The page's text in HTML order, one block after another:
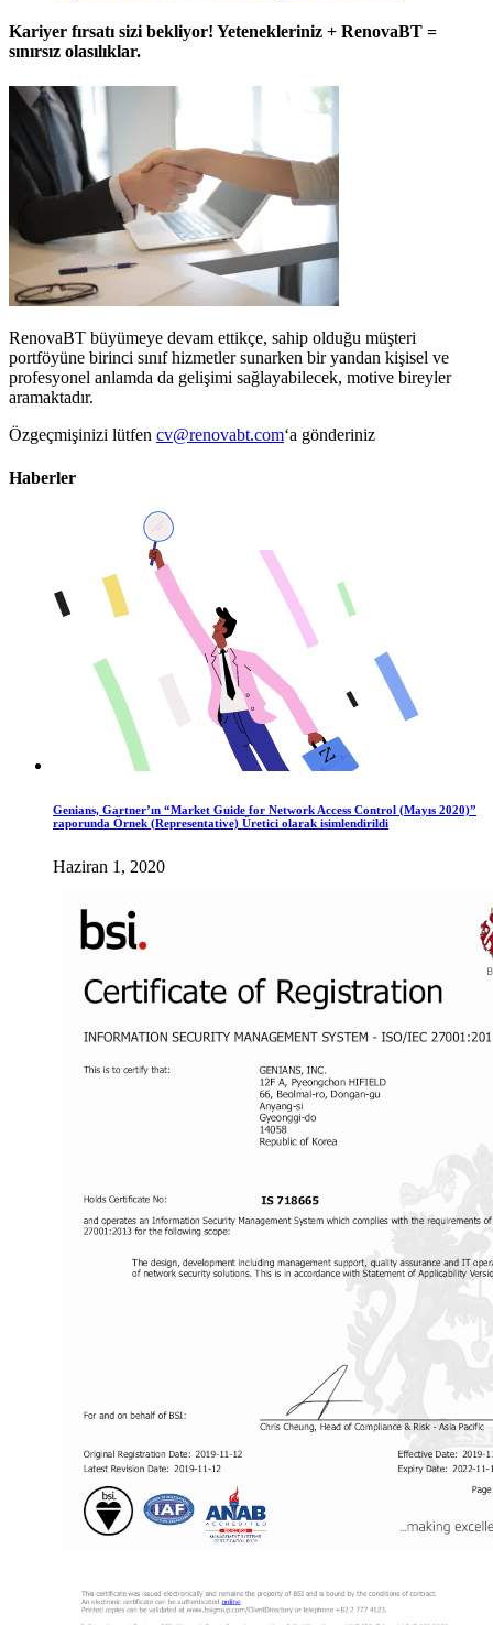
Kariyer fırsatı sizi bekliyor! Yetenekleriniz + RenovaBT =
sınırsız olasılıklar.
RenovaBT büyümeye devam ettikçe, sahip olduğu müşteri
portföyüne birinci sınıf hizmetler sunarken bir yandan kişisel ve
profesyonel anlamda da gelişimi sağlayabilecek, motive bireyler
aramaktadır.
Özgeçmişinizi lütfen cv@renovabt.com‘a gönderiniz
Haberler
Genians, Gartner’ın “Market Guide for Network Access Control (Mayıs 2020)”
raporunda Örnek (Representative) Üretici olarak isimlendirildi
Haziran 1, 2020